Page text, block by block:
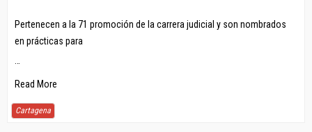
Pertenecen a la 71 promoción de la carrera judicial y son nombrados
en prácticas para
Read More
Cartagena